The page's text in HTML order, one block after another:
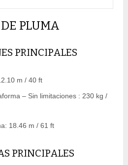
PLUMA
PRINCIPALES
m / 40 ft
– Sin limitaciones : 230 kg /
18.46 m / 61 ft
PRINCIPALES